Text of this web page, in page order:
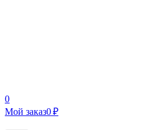
0
Мой заказ0 ₽